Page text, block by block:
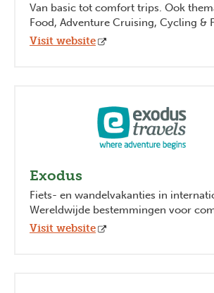
Van basic tot comfort trips. Ook
Food, Adventure Cruising, Cycling &
Visit website
Exodus
Fiets- en wandelvakanties in
Wereldwijde bestemmingen voor
Visit website